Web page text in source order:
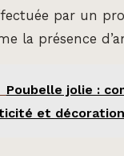
par un
la présence
Poubelle jolie :
et décoration